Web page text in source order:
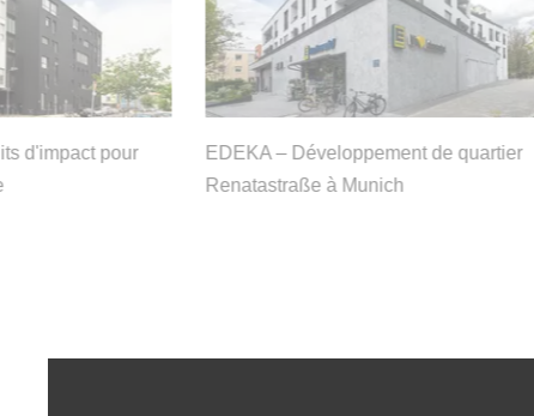
d'impact pour
EDEKA – Développement de quartier
Renatastraße à Munich